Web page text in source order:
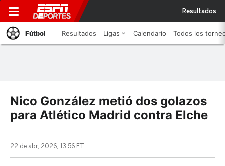
Resultados
Fútbol Resultados Ligas Calendario Todos los
Nico González metió dos golazos
para Atlético Madrid contra Elche
22 de abr, 2026, 13:56 ET